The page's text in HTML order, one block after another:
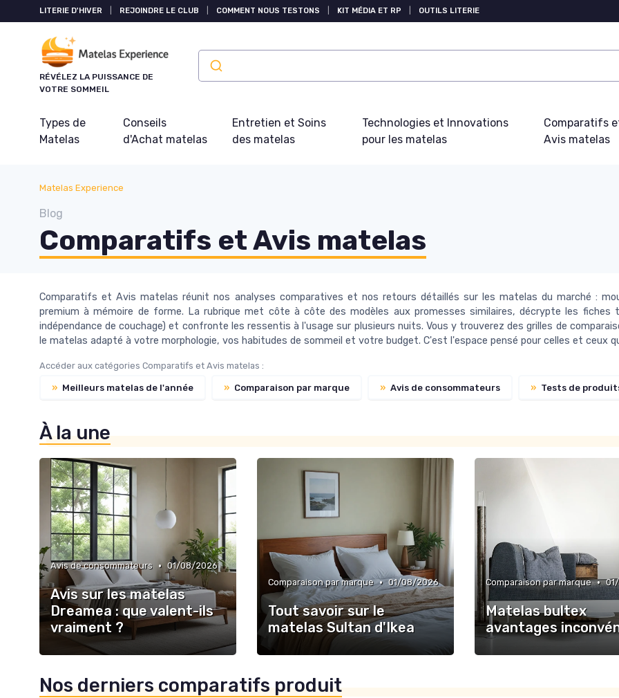
LITERIE D'HIVER REJOINDRE LE CLUB COMMENT NOUS TESTONS KIT MÉDIA ET RP OUTILS LITERIE
RÉVÉLEZ LA PUISSANCE DE
VOTRE SOMMEIL
Types de
Matelas
Conseils
d'Achat matelas
Entretien et Soins
des matelas
Technologies et Innovations
pour les matelas
Comparatifs
Avis matelas
Matelas Experience
Blog
Comparatifs et Avis matelas
Comparatifs et Avis matelas réunit nos analyses comparatives et nos retours détaillés sur les matelas du marché :
premium à mémoire de forme. La rubrique met côte à côte des modèles aux promesses similaires, décrypte les fiches
indépendance de couchage) et confronte les ressentis à l'usage sur plusieurs nuits. Vous y trouverez des grilles de
le matelas adapté à votre morphologie, vos habitudes de sommeil et votre budget. C'est l'espace pensé pour celles et ceux
Accéder aux catégories Comparatifs et Avis matelas :
» Meilleurs matelas de l'année » Comparaison par marque » Avis de consommateurs » Tests de
À la une
Avis de consommateurs • 01/08/2026
Avis sur les matelas
Dreamea : que valent-ils
vraiment ?
Comparaison par marque • 01/08/2026
Tout savoir sur le
matelas Sultan d'Ikea
Comparaison par marque •
Matelas bultex
avantages
Nos derniers comparatifs produit
Panneau de gestion des cookies